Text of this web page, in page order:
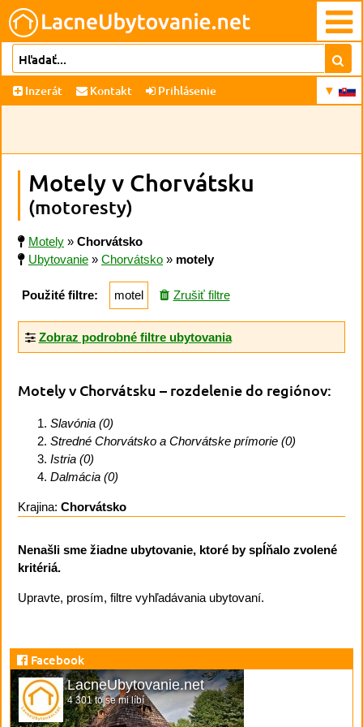
Inzerát Kontakt Prihlásenie
Motely v Chorvátsku
(motoresty)
Motely » Chorvátsko
Ubytovanie » Chorvátsko » motely
Použité filtre: motel Zrušiť filtre
Zobraz podrobné filtre ubytovania
Motely v Chorvátsku – rozdelenie do regiónov:
Slavónia (0)
Stredné Chorvátsko a Chorvátske prímorie (0)
Istria (0)
Dalmácia (0)
Krajina: Chorvátsko
Nenašli sme žiadne ubytovanie, ktoré by spĺňalo zvolené
kritériá.
Upravte, prosím, filtre vyhľadávania ubytovaní.
Facebook
LacneUbytovanie.net
4 301 to se mi líbí